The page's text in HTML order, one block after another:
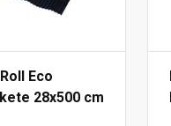
Eco
28x500 cm